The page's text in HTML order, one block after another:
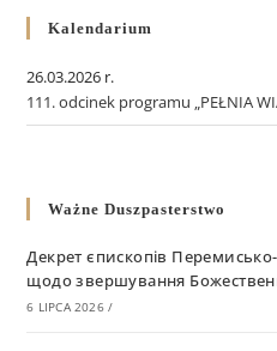
Kalendarium
26.03.2026 r.
111. odcinek programu „PEŁNIA
Ważne Duszpasterstwo
Декрет єпископів
щодо звершування
6 LIPCA 2026 /